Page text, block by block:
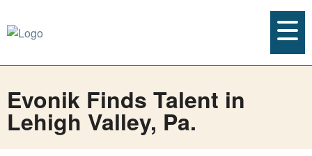
Evonik Finds Talent in
Lehigh Valley, Pa.